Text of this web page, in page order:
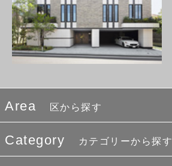
Area 区から探す
Category カテゴリーから探す